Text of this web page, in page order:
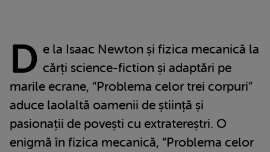
D e la Isaac Newton și fizica mecanică la
cărți science-fiction și adaptări pe
marile ecrane, “Problema celor trei corpuri”
aduce laolaltă oamenii de știință și
pasionații de povești cu extratereștri. O
enigmă în fizica mecanică, “Problema celor